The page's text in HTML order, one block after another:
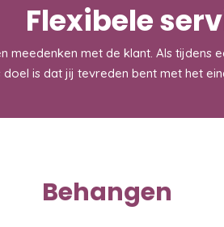
Flexibele
meedenken met de klant. Als
doel is dat jij tevreden bent met het
Behangen